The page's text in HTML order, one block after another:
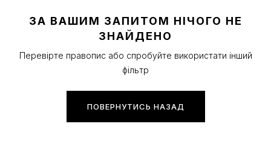
ЗА ВАШИМ ЗАПИТОМ НІЧОГО НЕ
ЗНАЙДЕНО
Перевірте правопис або спробуйте використати інший
фільтр
ПОВЕРНУТИСЬ НАЗАД